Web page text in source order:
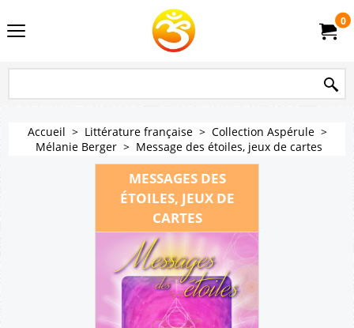
0
Accueil > Littérature française > Collection Aspérule >
Mélanie Berger > Message des étoiles, jeux de cartes
MESSAGES DES
ÉTOILES, JEUX DE
CARTES